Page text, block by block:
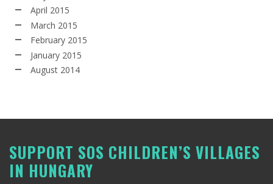
April 2015
March 2015
February 2015
January 2015
August 2014
SUPPORT SOS CHILDREN’S VILLAGES
IN HUNGARY